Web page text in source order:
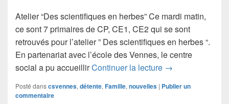
Atelier “Des scientifiques en herbes” Ce mardi matin,
ce sont 7 primaires de CP, CE1, CE2 qui se sont
retrouvés pour l’atelier ” Des scientifiques en herbes “.
En partenariat avec l’école des Vennes, le centre
social a pu accueillirContinuer la lecture Retour sur
→
Posté danscsvennes, détente, Famille, nouvelles | Publier un
commentaire